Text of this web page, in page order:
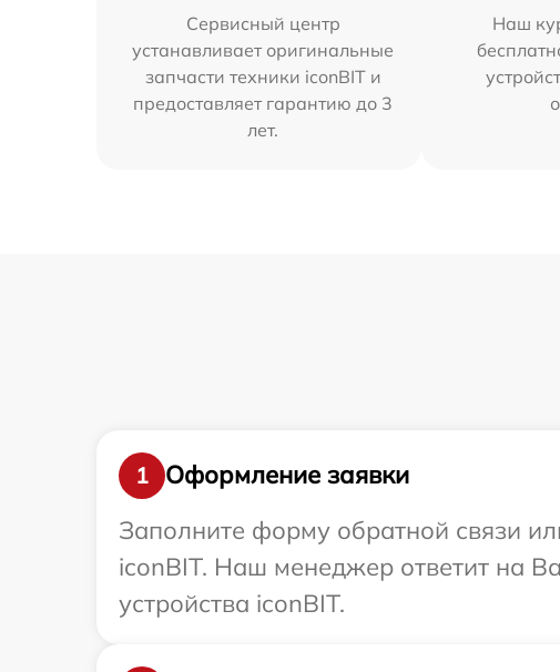
Сервисный центр
устанавливает оригинальные
запчасти техники iconBIT и
предоставляет гарантию до 3
лет.
Наш
1
Оформление заявки
Заполните форму обратной связи
iconBIT. Наш менеджер ответит на
устройства iconBIT.